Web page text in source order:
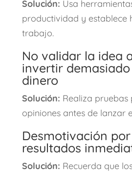
Solución: Usa
productividad y establece
trabajo.
No validar la idea
invertir
dinero
Solución: Realiza
opiniones antes de lanzar
Desmotivación
resultados
Solución: Recuerda que